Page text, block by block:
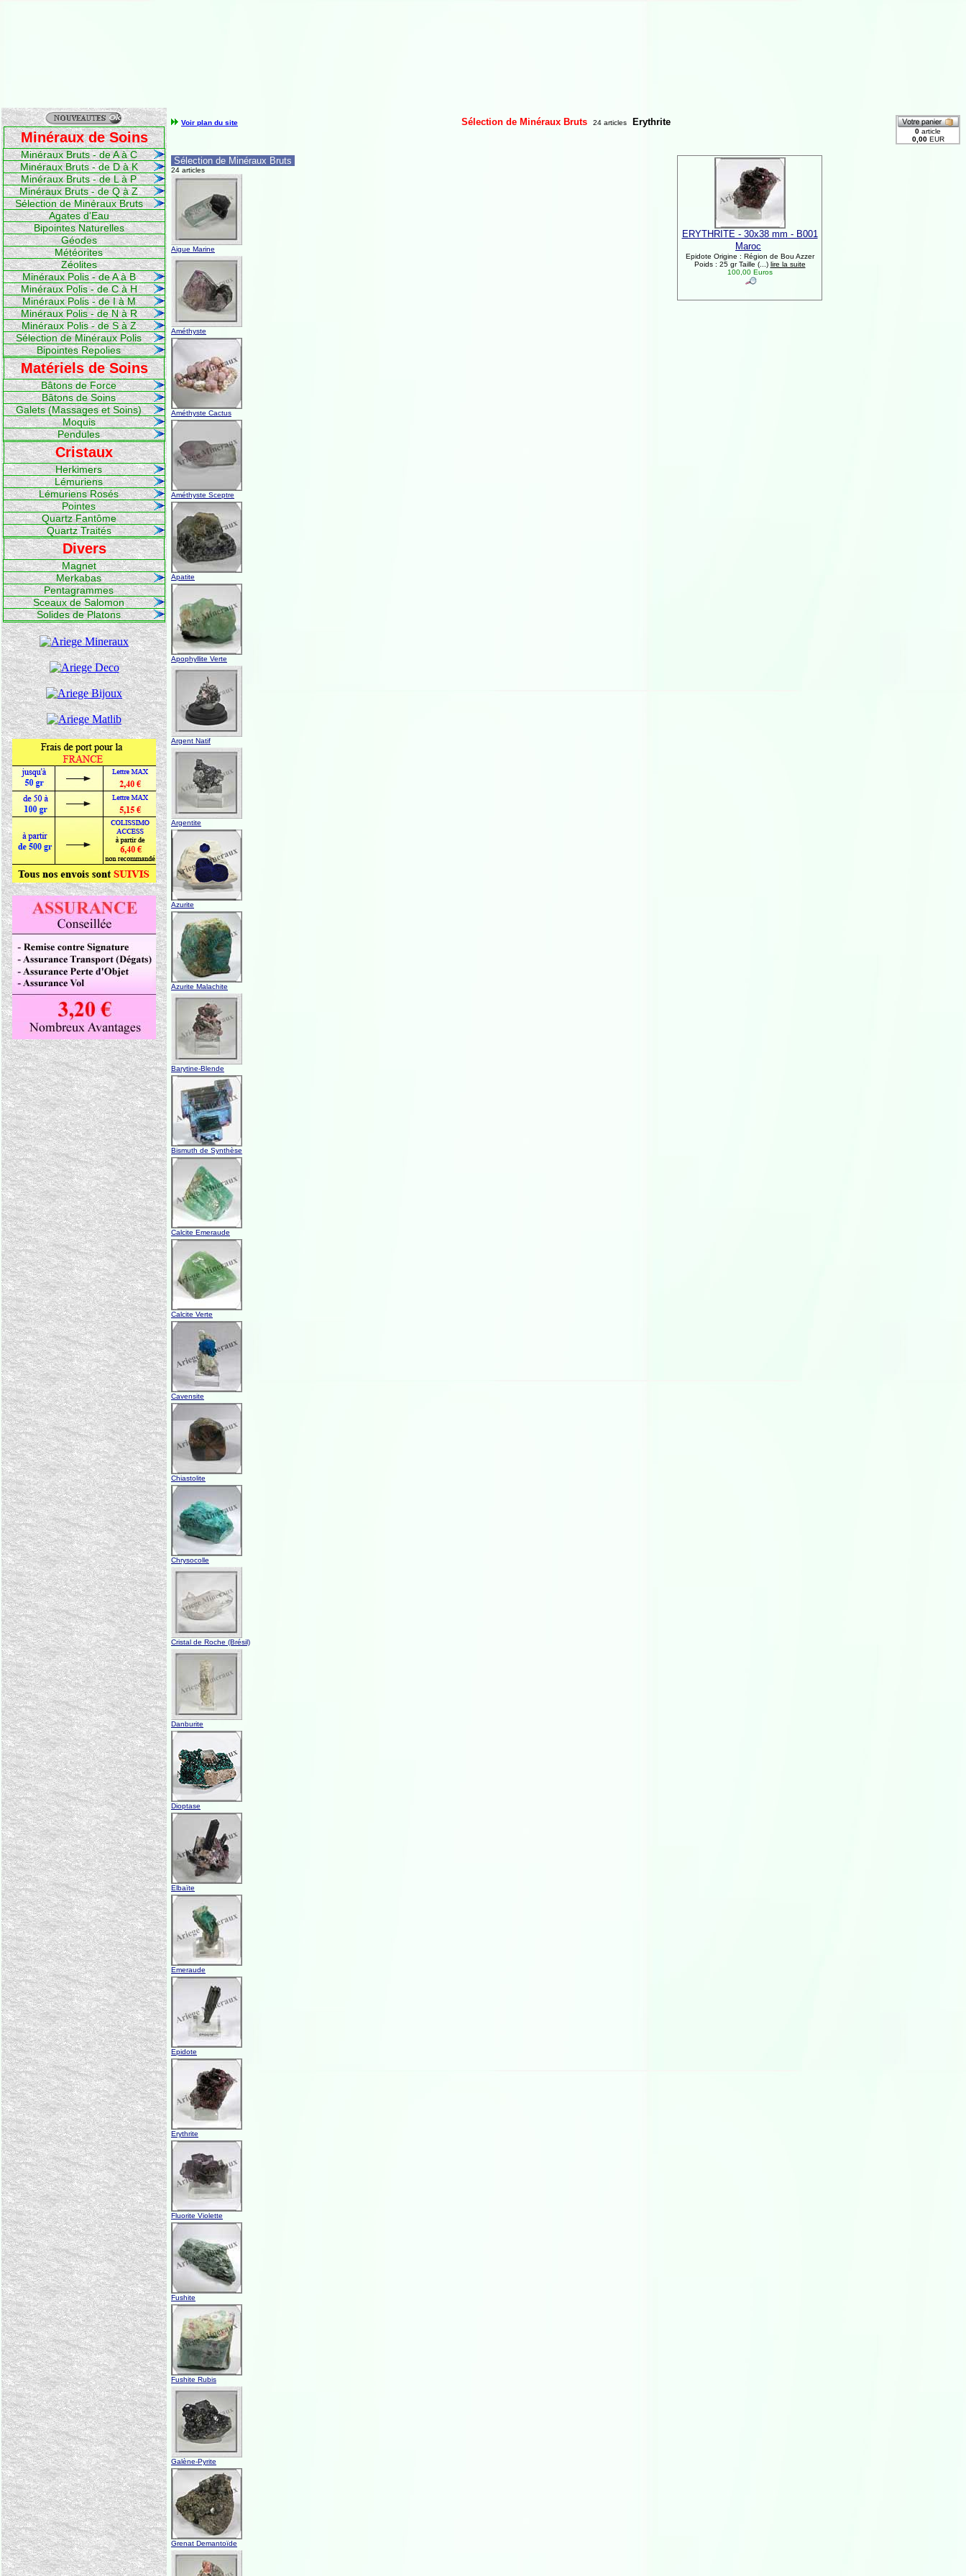
Minéraux de Soins
Minéraux Bruts - de A à C
Minéraux Bruts - de D à K
Minéraux Bruts - de L à P
Minéraux Bruts - de Q à Z
Sélection de Minéraux Bruts
Agates d'Eau
Bipointes Naturelles
Géodes
Météorites
Zéolites
Minéraux Polis - de A à B
Minéraux Polis - de C à H
Minéraux Polis - de I à M
Minéraux Polis - de N à R
Minéraux Polis - de S à Z
Sélection de Minéraux Polis
Bipointes Repolies
Matériels de Soins
Bâtons de Force
Bâtons de Soins
Galets (Massages et Soins)
Moquis
Pendules
Cristaux
Herkimers
Lémuriens
Lémuriens Rosés
Pointes
Quartz Fantôme
Quartz Traités
Divers
Magnet
Merkabas
Pentagrammes
Sceaux de Salomon
Solides de Platons
Voir plan du site Sélection de Minéraux Bruts 24 articles Erythrite
Sélection de Minéraux Bruts
24 articles
Aigue Marine
Améthyste
Améthyste Cactus
Améthyste Sceptre
Apatite
Apophyllite Verte
Argent Natif
Argentite
Azurite
Azurite Malachite
Barytine-Blende
Bismuth de Synthèse
Calcite Emeraude
Calcite Verte
Cavensite
Chiastolite
Chrysocolle
Cristal de Roche (Brésil)
Danburite
Dioptase
Elbaïte
Emeraude
Epidote
Erythrite
Fluorite Violette
Fushite
Fushite Rubis
Galène-Pyrite
Grenat Demantoïde
ERYTHRITE - 30x38 mm - B001
Maroc
Epidote Origine : Région de Bou Azzer
Poids : 25 gr Taille (...) lire la suite
100,00 Euros